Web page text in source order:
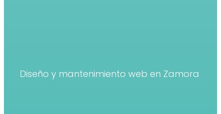
Diseño y mantenimiento web en Zamora